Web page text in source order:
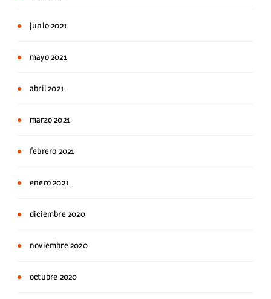
junio 2021
mayo 2021
abril 2021
marzo 2021
febrero 2021
enero 2021
diciembre 2020
noviembre 2020
octubre 2020